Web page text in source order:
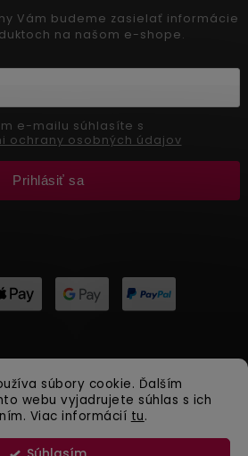
súbory cookie. Ďalším
webu vyjadrujete súhlas s ich
Viac informácií tu.
Vám budeme zasielať informácie
na našom e-shope.
ochrany osobných údajov
Prihlásiť sa
Beauty . Všetky práva vyhradené.
| Design